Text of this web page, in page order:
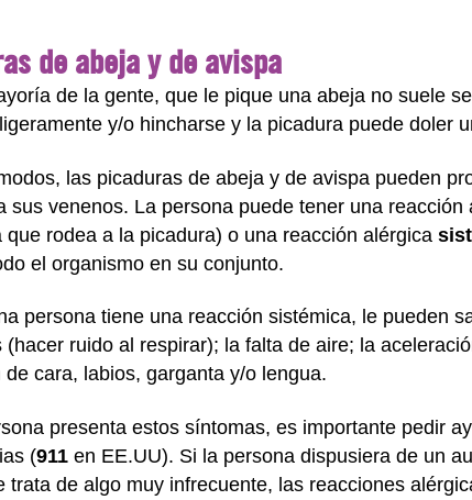
de abeja y de avispa
de la gente, que le pique una abeja no suele
y/o hincharse y la picadura puede doler
las picaduras de abeja y de avispa pueden
sus venenos. La persona puede tener una reacción
que rodea a la picadura) o una reacción alérgica
el organismo en su conjunto.
persona tiene una reacción sistémica, le pueden
(hacer ruido al respirar); la falta de aire; la
de cara, labios, garganta y/o lengua.
presenta estos síntomas, es importante pedir
(911 en EE.UU). Si la persona dispusiera de un
trata de algo muy infrecuente, las reacciones